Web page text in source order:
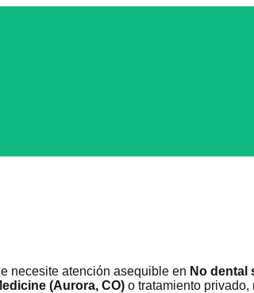
necesite atención asequible en No
(Aurora, CO) o tratamiento